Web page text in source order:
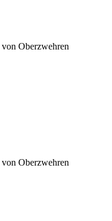
von Oberzwehren
von Oberzwehren